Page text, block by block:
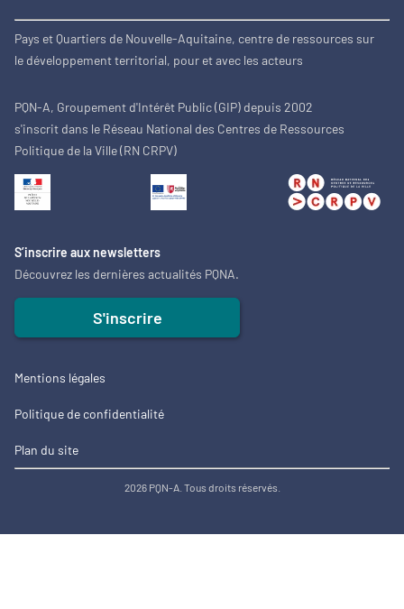
Pays et Quartiers de Nouvelle-Aquitaine, centre de ressources sur
le développement territorial, pour et avec les acteurs
PQN-A, Groupement d'Intérêt Public (GIP) depuis 2002
s'inscrit dans le Réseau National des Centres de Ressources
Politique de la Ville (RN CRPV)
S’inscrire aux newsletters
Découvrez les dernières actualités PQNA.
S'inscrire
Mentions légales
Politique de confidentialité
Plan du site
2026 PQN-A. Tous droits réservés.